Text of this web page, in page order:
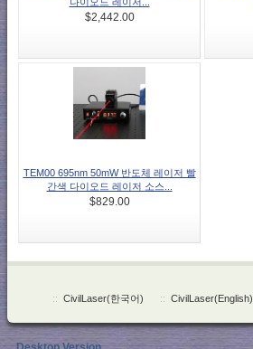
$2,442.00
TEM00 695nm 50mW 반도체 레이저 빨
간색 다이오드 레이저 소스...
$829.00
:: CivilLaser(한국어) :: CivilLaser(English)